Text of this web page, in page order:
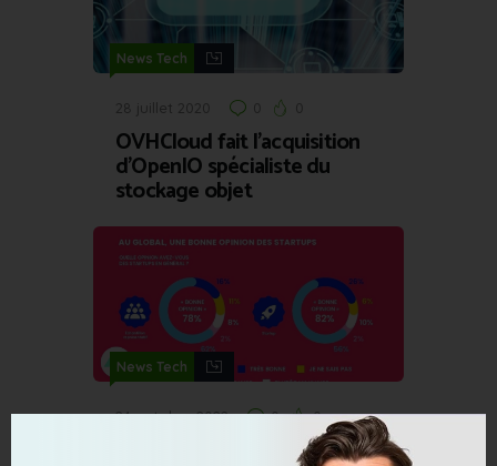
News Tech
28 juillet 2020 0 0
OVHCloud fait l’acquisition
d’OpenIO spécialiste du
stockage objet
News Tech
24 octobre 2022 0 0
Étude : comment sont